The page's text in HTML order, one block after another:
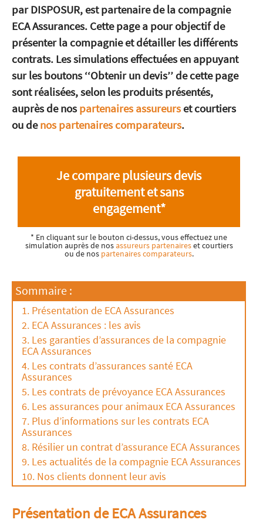
par DISPOSUR, est partenaire de la compagnie
ECA Assurances. Cette page a pour objectif de
présenter la compagnie et détailler les différents
contrats. Les simulations effectuées en appuyant
sur les boutons ‘‘Obtenir un devis’’ de cette page
sont réalisées, selon les produits présentés,
auprès de nos partenaires assureurs et courtiers
ou denos partenaires comparateurs.
Je compare plusieurs devis
gratuitement et sans
engagement*
* En cliquant sur le bouton ci-dessus, vous effectuez une
simulation auprès de nosassureurs partenaireset courtiers
ou de nos partenaires comparateurs.
Sommaire :
Présentation de ECA Assurances
ECA Assurances : les avis
Les garanties d’assurances de la compagnie
ECA Assurances
Les contrats d’assurances santé ECA
Assurances
Les contrats de prévoyance ECA Assurances
Les assurances pour animaux ECA Assurances
Plus d’informations sur les contrats ECA
Assurances
Résilier un contrat d’assurance ECA Assurances
Les actualités de la compagnie ECA Assurances
Nos clients donnent leur avis
Présentation de ECA Assurances